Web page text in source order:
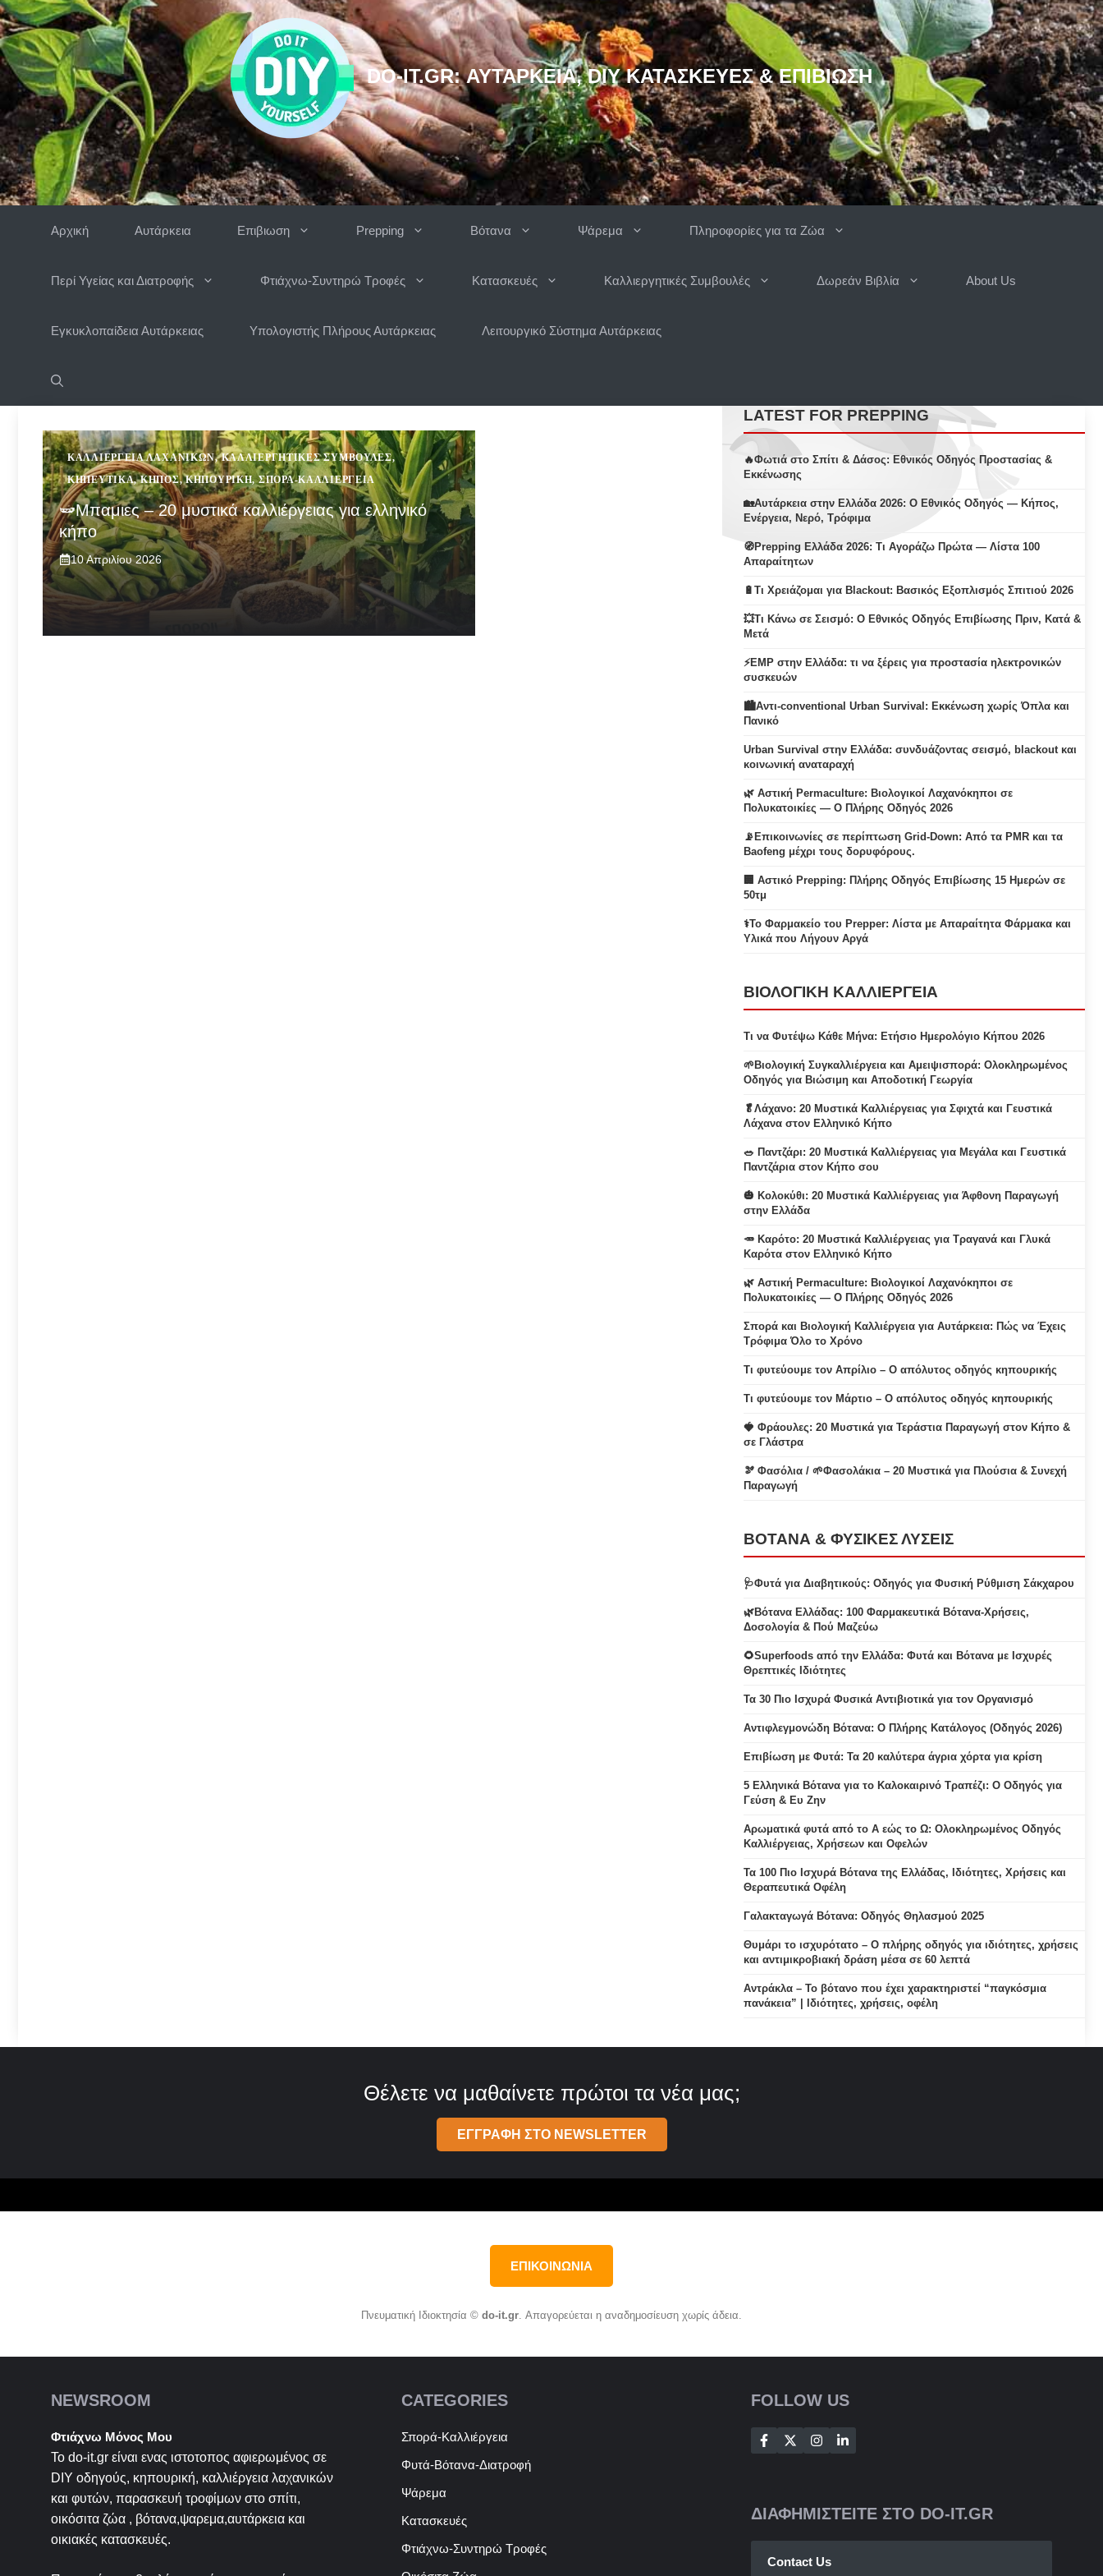
Μετάβαση
σε
περιεχόμενο
DO-IT.GR: ΑΥΤΆΡΚΕΙΑ, DIY ΚΑΤΑΣΚΕΥΈΣ & ΕΠΙΒΊΩΣΗ
Αρχική Αυτάρκεια Επιβιωση Prepping Βότανα Ψάρεμα Πληροφορίες για τα Ζώα
Περί Υγείας και Διατροφής Φτιάχνω-Συντηρώ Τροφές Κατασκευές Καλλιεργητικές Συμβουλές Δωρεάν Βιβλία About Us
Εγκυκλοπαίδεια Αυτάρκειας Υπολογιστής Πλήρους Αυτάρκειας Λειτουργικό Σύστημα Αυτάρκειας
ΚΑΛΛΙΈΡΓΕΙΑ ΛΑΧΑΝΙΚΏΝ,ΚΑΛΛΙΕΡΓΗΤΙΚΈΣ ΣΥΜΒΟΥΛΈΣ,
ΚΗΠΕΥΤΙΚΆ,ΚΉΠΟΣ,ΚΗΠΟΥΡΙΚΉ,ΣΠΟΡΆ-ΚΑΛΛΙΈΡΓΕΙΑ
🫛Μπαμιες – 20 μυστικά καλλιέργειας για ελληνικό
κήπο
10 Απριλίου 2026
LATEST FOR PREPPING
🔥Φωτιά στο Σπίτι & Δάσος: Εθνικός Οδηγός Προστασίας &
Εκκένωσης
🏡Αυτάρκεια στην Ελλάδα 2026: Ο Εθνικός Οδηγός — Κήπος,
Ενέργεια, Νερό, Τρόφιμα
🧭Prepping Ελλάδα 2026: Τι Αγοράζω Πρώτα — Λίστα 100
Απαραίτητων
🔋Τι Χρειάζομαι για Blackout: Βασικός Εξοπλισμός Σπιτιού 2026
💥Τι Κάνω σε Σεισμό: Ο Εθνικός Οδηγός Επιβίωσης Πριν, Κατά &
Μετά
⚡EMP στην Ελλάδα: τι να ξέρεις για προστασία ηλεκτρονικών
συσκευών
🏙️Αντι-conventional Urban Survival: Εκκένωση χωρίς Όπλα και
Πανικό
Urban Survival στην Ελλάδα: συνδυάζοντας σεισμό, blackout και
κοινωνική αναταραχή
🌿 Αστική Permaculture: Βιολογικοί Λαχανόκηποι σε
Πολυκατοικίες — Ο Πλήρης Οδηγός 2026
📡Επικοινωνίες σε περίπτωση Grid-Down: Από τα PMR και τα
Baofeng μέχρι τους δορυφόρους.
🏢 Αστικό Prepping: Πλήρης Οδηγός Επιβίωσης 15 Ημερών σε
50τμ
⚕️Το Φαρμακείο του Prepper: Λίστα με Απαραίτητα Φάρμακα και
Υλικά που Λήγουν Αργά
ΒΙΟΛΟΓΙΚΗ ΚΑΛΛΙΕΡΓΕΙΑ
Τι να Φυτέψω Κάθε Μήνα: Ετήσιο Ημερολόγιο Κήπου 2026
🌱Βιολογική Συγκαλλιέργεια και Αμειψισπορά: Ολοκληρωμένος
Οδηγός για Βιώσιμη και Αποδοτική Γεωργία
🥬Λάχανο: 20 Μυστικά Καλλιέργειας για Σφιχτά και Γευστικά
Λάχανα στον Ελληνικό Κήπο
🥗 Παντζάρι: 20 Μυστικά Καλλιέργειας για Μεγάλα και Γευστικά
Παντζάρια στον Κήπο σου
🎃 Κολοκύθι: 20 Μυστικά Καλλιέργειας για Άφθονη Παραγωγή
στην Ελλάδα
🥕 Καρότο: 20 Μυστικά Καλλιέργειας για Τραγανά και Γλυκά
Καρότα στον Ελληνικό Κήπο
🌿 Αστική Permaculture: Βιολογικοί Λαχανόκηποι σε
Πολυκατοικίες — Ο Πλήρης Οδηγός 2026
Σπορά και Βιολογική Καλλιέργεια για Αυτάρκεια: Πώς να Έχεις
Τρόφιμα Όλο το Χρόνο
Τι φυτεύουμε τον Απρίλιο – Ο απόλυτος οδηγός κηπουρικής
Τι φυτεύουμε τον Μάρτιο – Ο απόλυτος οδηγός κηπουρικής
🍓 Φράουλες: 20 Μυστικά για Τεράστια Παραγωγή στον Κήπο &
σε Γλάστρα
🫘 Φασόλια / 🌱Φασολάκια – 20 Μυστικά για Πλούσια & Συνεχή
Παραγωγή
ΒΟΤΑΝΑ & ΦΥΣΙΚΕΣ ΛΥΣΕΙΣ
🩺Φυτά για Διαβητικούς: Οδηγός για Φυσική Ρύθμιση Σάκχαρου
🌿Βότανα Ελλάδας: 100 Φαρμακευτικά Βότανα-Χρήσεις,
Δοσολογία & Πού Μαζεύω
🌻Superfoods από την Ελλάδα: Φυτά και Βότανα με Ισχυρές
Θρεπτικές Ιδιότητες
Τα 30 Πιο Ισχυρά Φυσικά Αντιβιοτικά για τον Οργανισμό
Αντιφλεγμονώδη Βότανα: Ο Πλήρης Κατάλογος (Οδηγός 2026)
Επιβίωση με Φυτά: Τα 20 καλύτερα άγρια χόρτα για κρίση
5 Ελληνικά Βότανα για το Καλοκαιρινό Τραπέζι: Ο Οδηγός για
Γεύση & Ευ Ζην
Αρωματικά φυτά από το Α εώς το Ω: Ολοκληρωμένος Οδηγός
Καλλιέργειας, Χρήσεων και Οφελών
Τα 100 Πιο Ισχυρά Βότανα της Ελλάδας, Ιδιότητες, Χρήσεις και
Θεραπευτικά Οφέλη
Γαλακταγωγά Βότανα: Οδηγός Θηλασμού 2025
Θυμάρι το ισχυρότατο – Ο πλήρης οδηγός για ιδιότητες, χρήσεις
και αντιμικροβιακή δράση μέσα σε 60 λεπτά
Αντράκλα – Το βότανο που έχει χαρακτηριστεί “παγκόσμια
πανάκεια” | Ιδιότητες, χρήσεις, οφέλη
Θέλετε να μαθαίνετε πρώτοι τα νέα μας;
ΕΓΓΡΑΦΗ ΣΤΟ NEWSLETTER
ΕΠΙΚΟΙΝΩΝΙΑ
Πνευματική Ιδιοκτησία © do-it.gr. Απαγορεύεται η αναδημοσίευση χωρίς άδεια.
NEWSROOM
Φτιάχνω Μόνος Μου
Το do-it.gr είναι ενας ιστοτοπος αφιερωμένος σε
DIY οδηγούς, κηπουρική, καλλιέργεια λαχανικών
και φυτών, παρασκευή τροφίμων στο σπίτι,
οικόσιτα ζώα , βότανα,ψαρεμα,αυτάρκεια και
οικιακές κατασκευές.
CATEGORIES
Σπορά-Καλλιέργεια
Φυτά-Βότανα-Διατροφή
Ψάρεμα
Κατασκευές
Φτιάχνω-Συντηρώ Τροφές
FOLLOW US
ΔΙΑΦΗΜΙΣΤΕΙΤΕ ΣΤΟ DO-IT.GR
Contact Us